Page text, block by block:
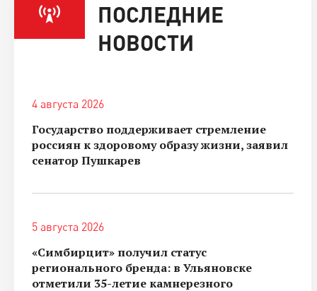
ПОСЛЕДНИЕ
НОВОСТИ
4 августа 2026
Государство поддерживает стремление
россиян к здоровому образу жизни, заявил
сенатор Пушкарев
5 августа 2026
«Симбирцит» получил статус
регионального бренда: в Ульяновске
отметили 35-летие камнерезного